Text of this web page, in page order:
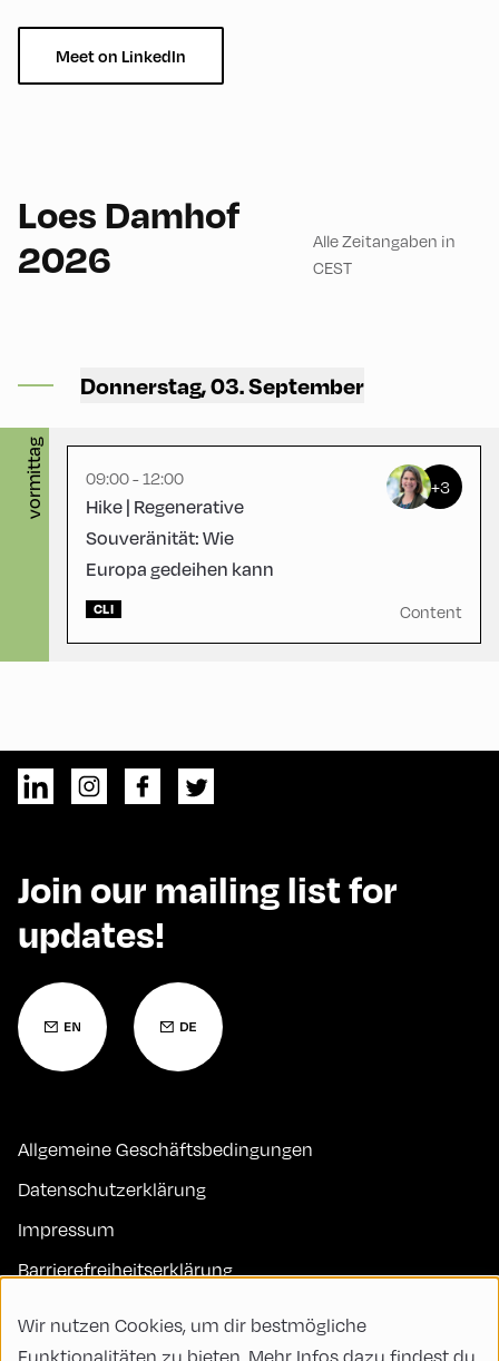
Meet on LinkedIn
Loes Damhof
2026
Alle Zeitangaben in
CEST
Donnerstag, 03. September
vormittag
Hike Start 1 | CCA Square
09:00 - 12:00
Hike | Regenerative
Souveränität: Wie
Europa gedeihen kann
+3
CLI Content
Join our mailing list for
updates!
Allgemeine Geschäftsbedingungen
Datenschutzerklärung
Impressum
Barrierefreiheitserklärung
FAQs
Wir nutzen Cookies, um dir bestmögliche